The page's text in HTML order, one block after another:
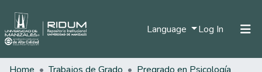
Language Log In (current)